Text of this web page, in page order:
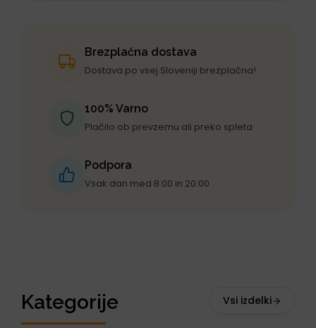
Brezplačna dostava
Dostava po vsej Sloveniji brezplačna!
100% Varno
Plačilo ob prevzemu ali preko spleta
Podpora
Vsak dan med 8:00 in 20:00
Kategorije Vsi izdelki